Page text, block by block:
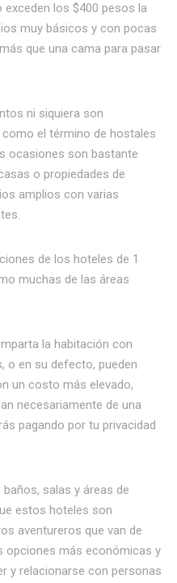
los $400 pesos la
muy básicos y con pocas
que una cama para pasar
ni siquiera son
el término de hostales
ocasiones son bastante
o propiedades de
amplios con varias
de los hoteles de 1
muchas de las áreas
la habitación con
o en su defecto, pueden
un costo más elevado,
necesariamente de una
pagando por tu privacidad
salas y áreas de
estos hoteles son
aventureros que van de
opciones más económicas y
y relacionarse con personas